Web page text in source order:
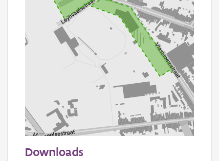
Informatie Vlaanderen
Downloads